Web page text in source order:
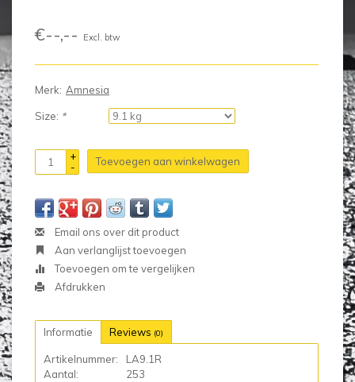
€--,-- Excl. btw
Merk: Amnesia
Size: *
+
-
Toevoegen aan winkelwagen
Email ons over dit product
Aan verlanglijst toevoegen
Toevoegen om te vergelijken
Afdrukken
Informatie Reviews (0)
Artikelnummer:
LA9.1R
Aantal:
253